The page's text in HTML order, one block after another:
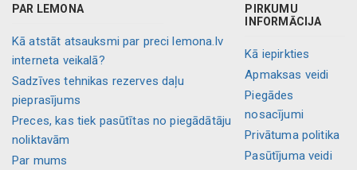
PAR LEMONA
Kā atstāt atsauksmi par preci lemona.lv
interneta veikalā?
Sadzīves tehnikas rezerves daļu
pieprasījums
Preces, kas tiek pasūtītas no piegādātāju
noliktavām
Par mums
PIRKUMU
INFORMĀCIJA
Kā iepirkties
Apmaksas veidi
Piegādes
nosacījumi
Privātuma politika
Pasūtījuma veidi